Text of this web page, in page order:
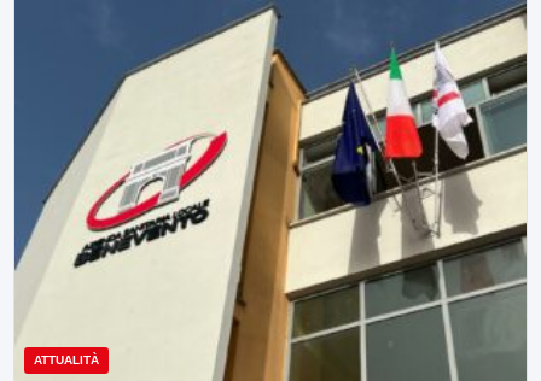
ATTUALITÀ